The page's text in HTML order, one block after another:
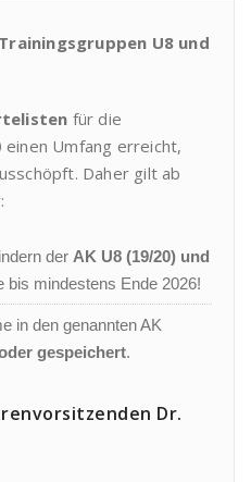
U8 und
für die
Umfang erreicht,
Daher gilt ab
der AK U8 (19/20) und
bis mindestens Ende 2026!
in den genannten AK
gespeichert.
Dr.